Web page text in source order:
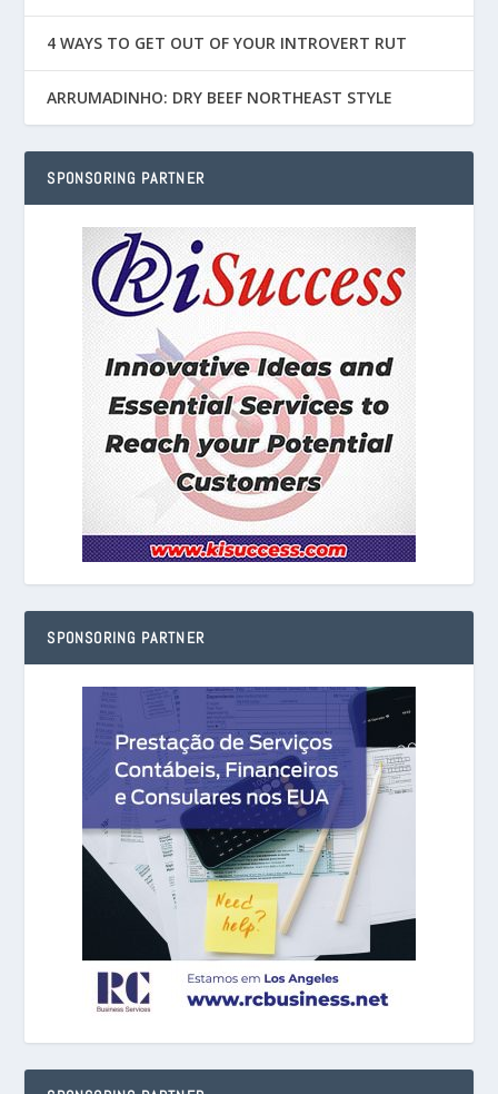
4 WAYS TO GET OUT OF YOUR INTROVERT RUT
ARRUMADINHO: DRY BEEF NORTHEAST STYLE
SPONSORING PARTNER
SPONSORING PARTNER